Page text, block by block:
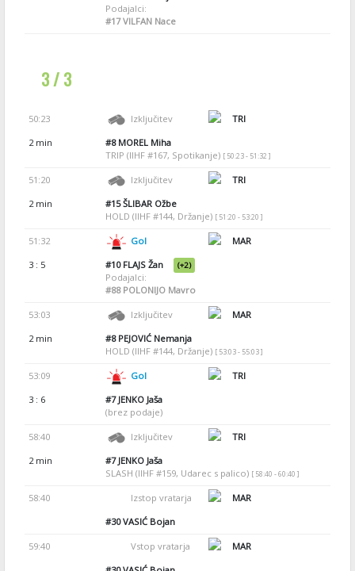
Podajalci:
#17VILFAN Nace
3 / 3
50:23 Izključitev
TRI
2 min
#8MOREL Miha
TRIP (IIHF #167, Spotikanje) [ 50:23 - 51:32 ]
51:20 Izključitev
TRI
2 min
#15ŠLIBAR Ožbe
HOLD (IIHF #144, Držanje) [ 51:20 - 53:20 ]
51:32 Gol
MAR
3 : 5
#10FLAJS Žan (+2)
Podajalci:
#88POLONIJO Mavro
53:03 Izključitev
MAR
2 min
#8PEJOVIĆ Nemanja
HOLD (IIHF #144, Držanje) [ 53:03 - 55:03 ]
53:09 Gol
TRI
3 : 6
#7JENKO Jaša
(brez podaje)
58:40 Izključitev
TRI
2 min
#7JENKO Jaša
SLASH (IIHF #159, Udarec s palico) [ 58:40 - 60:40 ]
58:40 Izstop vratarja
MAR
#30VASIĆ Bojan
59:40 Vstop vratarja
MAR